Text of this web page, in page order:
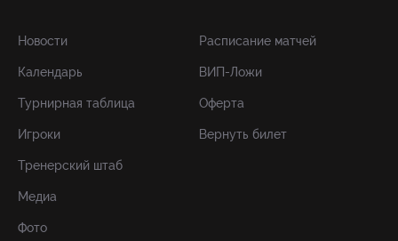
Новости
Календарь
Турнирная таблица
Игроки
Тренерский штаб
Медиа
Фото
Расписание матчей
ВИП-Ложи
Оферта
Вернуть билет